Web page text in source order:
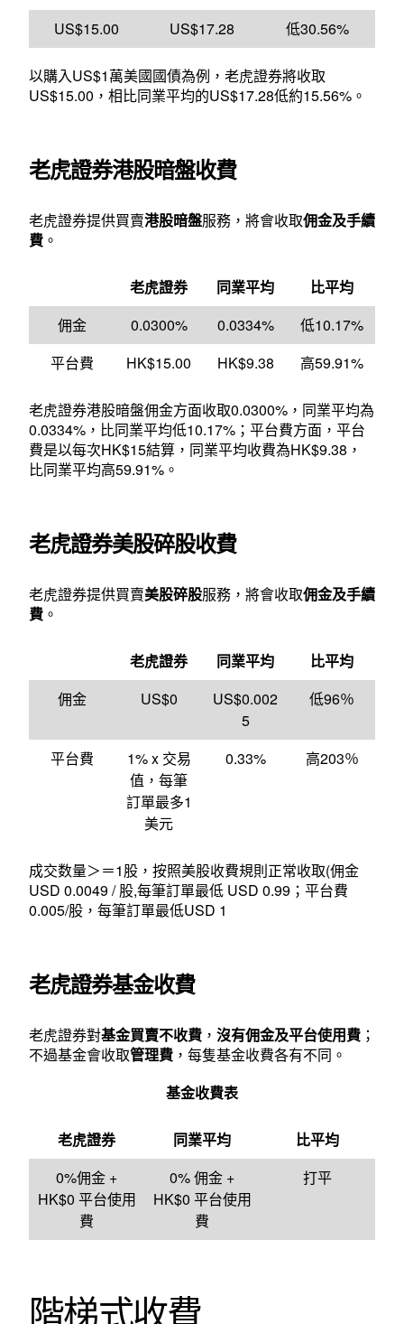
US$15.00
US$17.28 低30.56%
以購入US$1萬美國國債為例，老虎證券將收取
US$15.00，相比同業平均的US$17.28低約15.56%。
老虎證券港股暗盤收費
老虎證券提供買賣港股暗盤服務，將會收取佣金及手續
費 。
老虎證券 同業平均
比平均
佣金
0.0300% 0.0334%
低10.17%
平台費
HK$15.00 HK$9.38 高59.91%
老虎證券港股暗盤佣金方面收取0.0300%，同業平均為
0.0334%，比同業平均低10.17%；平台費方面，平台
費是以每次HK$15結算，同業平均收費為HK$9.38，
比同業平均高59.91%。
老虎證券美股碎股收費
老虎證券提供買賣美股碎股服務，將會收取佣金及手續
費 。
老虎證券 同業平均
比平均
佣金
US$0
US$0.002
5
低96％
平台費
1% x 交易
值，每筆
訂單最多1
美元
0.33% 高203％
成交数量＞＝1股，按照美股收費規則正常收取(佣金
USD 0.0049 / 股,每筆訂單最低 USD 0.99；平台費
0.005/股，每筆訂單最低USD 1
老虎證券基金收費
老虎證券對基金買賣不收費 ， 沒有佣金及平台使用費 ；
不過基金會收取管理費 ，每隻基金收費各有不同。
基金收費表
老虎證券 同業平均
比平均
0%佣金 +
HK$0 平台使用
費
0% 佣金 +
HK$0 平台使用
費
打平
階梯式收費